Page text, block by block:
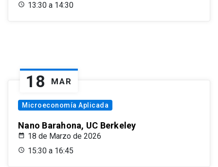
13:30 a 14:30
18 MAR
Microeconomía Aplicada
Nano Barahona, UC Berkeley
18 de Marzo de 2026
15:30 a 16:45